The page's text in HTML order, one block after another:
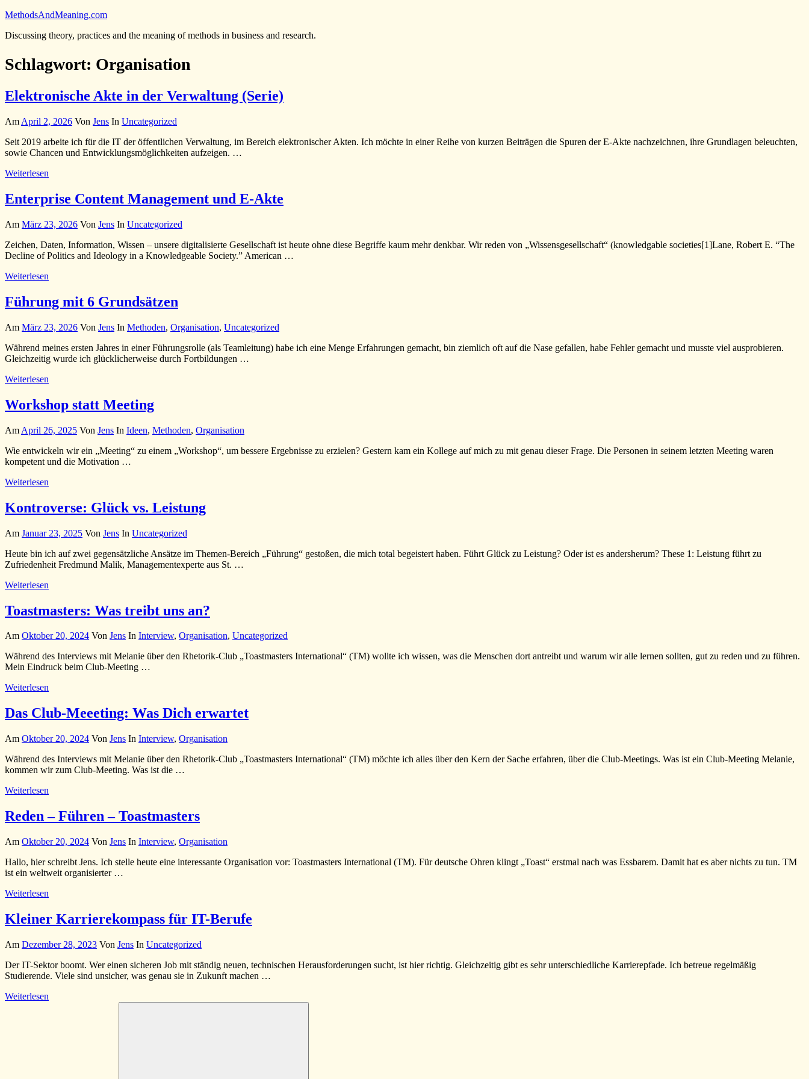
Zum
springen
MethodsAndMeaning.com
Discussing theory, practices and the meaning of methods in business and research.
Schlagwort: Organisation
Elektronische Akte in der Verwaltung (Serie)
Am April 2, 2026 Von Jens In Uncategorized
Seit 2019 arbeite ich für die IT der öffentlichen Verwaltung, im Bereich elektronischer Akten. Ich möchte in einer Reihe von kurzen Beiträgen die Spuren der E-Akte nachzeichnen, ihre Grundlagen beleuchten,
sowie Chancen und Entwicklungsmöglichkeiten aufzeigen. …
Weiterlesen
Enterprise Content Management und E-Akte
Am März 23, 2026 Von Jens In Uncategorized
Zeichen, Daten, Information, Wissen – unsere digitalisierte Gesellschaft ist heute ohne diese Begriffe kaum mehr denkbar. Wir reden von „Wissensgesellschaft“ (knowledgable societies[1]Lane, Robert E. “The
Decline of Politics and Ideology in a Knowledgeable Society.” American …
Weiterlesen
Führung mit 6 Grundsätzen
Am März 23, 2026 Von Jens In Methoden, Organisation, Uncategorized
Während meines ersten Jahres in einer Führungsrolle (als Teamleitung) habe ich eine Menge Erfahrungen gemacht, bin ziemlich oft auf die Nase gefallen, habe Fehler gemacht und musste viel ausprobieren.
Gleichzeitig wurde ich glücklicherweise durch Fortbildungen …
Weiterlesen
Workshop statt Meeting
Am April 26, 2025 Von Jens In Ideen, Methoden, Organisation
Wie entwickeln wir ein „Meeting“ zu einem „Workshop“, um bessere Ergebnisse zu erzielen? Gestern kam ein Kollege auf mich zu mit genau dieser Frage. Die Personen in seinem letzten Meeting waren
kompetent und die Motivation …
Weiterlesen
Kontroverse: Glück vs. Leistung
Am Januar 23, 2025 Von Jens In Uncategorized
Heute bin ich auf zwei gegensätzliche Ansätze im Themen-Bereich „Führung“ gestoßen, die mich total begeistert haben. Führt Glück zu Leistung? Oder ist es andersherum? These 1: Leistung führt zu
Zufriedenheit Fredmund Malik, Managementexperte aus St. …
Weiterlesen
Toastmasters: Was treibt uns an?
Am Oktober 20, 2024 Von Jens In Interview, Organisation, Uncategorized
Während des Interviews mit Melanie über den Rhetorik-Club „Toastmasters International“ (TM) wollte ich wissen, was die Menschen dort antreibt und warum wir alle lernen sollten, gut zu reden und zu führen.
Mein Eindruck beim Club-Meeting …
Weiterlesen
Das Club-Meeeting: Was Dich erwartet
Am Oktober 20, 2024 Von Jens In Interview, Organisation
Während des Interviews mit Melanie über den Rhetorik-Club „Toastmasters International“ (TM) möchte ich alles über den Kern der Sache erfahren, über die Club-Meetings. Was ist ein Club-Meeting Melanie,
kommen wir zum Club-Meeting. Was ist die …
Weiterlesen
Reden – Führen – Toastmasters
Am Oktober 20, 2024 Von Jens In Interview, Organisation
Hallo, hier schreibt Jens. Ich stelle heute eine interessante Organisation vor: Toastmasters International (TM). Für deutsche Ohren klingt „Toast“ erstmal nach was Essbarem. Damit hat es aber nichts zu tun. TM
ist ein weltweit organisierter …
Weiterlesen
Kleiner Karrierekompass für IT-Berufe
Am Dezember 28, 2023 Von Jens In Uncategorized
Der IT-Sektor boomt. Wer einen sicheren Job mit ständig neuen, technischen Herausforderungen sucht, ist hier richtig. Gleichzeitig gibt es sehr unterschiedliche Karrierepfade. Ich betreue regelmäßig
Studierende. Viele sind unsicher, was genau sie in Zukunft machen …
Weiterlesen